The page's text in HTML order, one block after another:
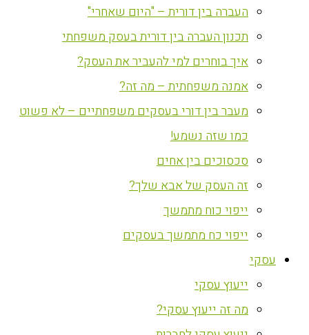
העברה בין דורית – "היום שאחרי"
תכנון העברה בין דורית בעסק משפחתי
איך בוחרים למי להעביר את העסק?
אמנה משפחתית – מה זה?
מעבר בין דורי בעסקים משפחתיים – לא פשוט
כמו שזה נשמע!
סכסוכים בין אחים
זה העסק של אבא שלך?
ייפוי כוח מתמשך
ייפוי כח מתמשך בעסקים
עסקי
ייעוץ עסקי
מה זה ייעוץ עסקי?